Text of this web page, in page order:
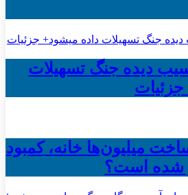
دیده جنگ تسهیلات
میلیون‌ها خانه، کمبود
شده است؟